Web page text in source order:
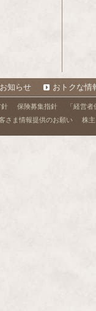
お知らせ おトクな情
針 保険募集指針
「経営
さま情報提供のお願い 株